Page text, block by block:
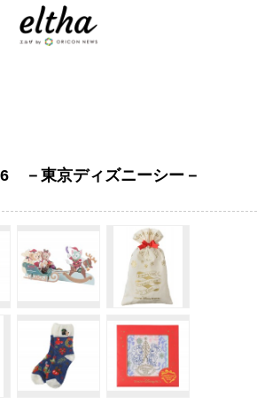
－東京ディズニーシー－